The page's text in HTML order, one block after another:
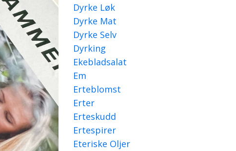
Dyrke Løk
Dyrke Mat
Dyrke Selv
Dyrking
Ekebladsalat
Em
Erteblomst
Erter
Erteskudd
Ertespirer
Eteriske Oljer